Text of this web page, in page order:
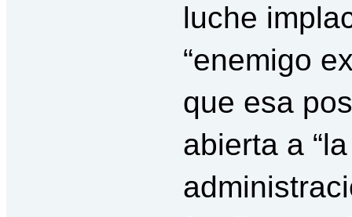
luche
“enemigo
que esa
abierta a